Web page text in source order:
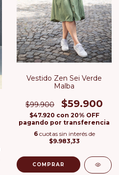
Vestido Zen Sei Verde
Malba
$99.900 $59.900
$47.920 con 20% OFF
pagando por transferencia
6 cuotas sin interés de
$9.983,33
COMPRAR